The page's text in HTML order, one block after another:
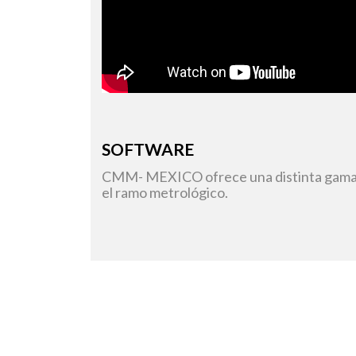
SOFTWARE
CMM- MEXICO ofrece una distinta
el ramo metrológico.